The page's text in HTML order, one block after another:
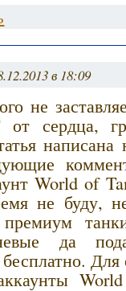
в 18:09
не
от сердца,
World of
не буду,
да